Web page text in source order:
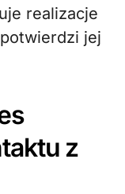
realizacje
jej
z